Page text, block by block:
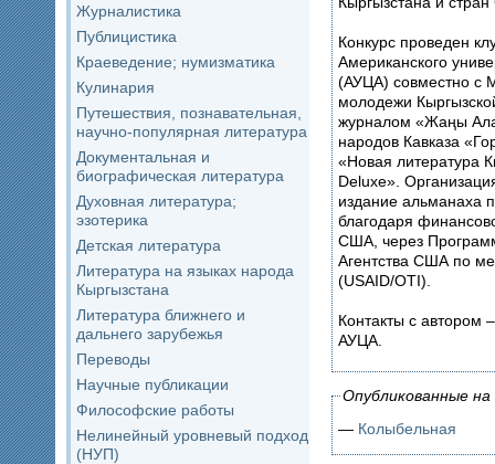
Журналистика
Публицистика
Краеведение; нумизматика
Кулинария
Путешествия, познавательная,
научно-популярная литература
Документальная и
биографическая литература
Духовная литература;
эзотерика
Детская литература
Литература на языках народа
Кыргызстана
Литература ближнего и
дальнего зарубежья
Переводы
Научные публикации
Философские работы
Нелинейный уровневый подход
(НУП)
Конкурс проведен
Американского
(АУЦА) совместно с
молодежи
журналом «Жаңы
народов Кавказа
«Новая литература
Deluxe».
издание альманаха
благодаря
США, через
Агентства США по
(USAID/OTI).
Контакты с автором
АУЦА.
Опубликованные
— Колыбельная